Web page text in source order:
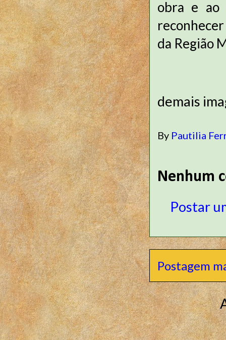
obra e ao
da Região
demais
By Pautilia
Nenhum
Postar
Postagem